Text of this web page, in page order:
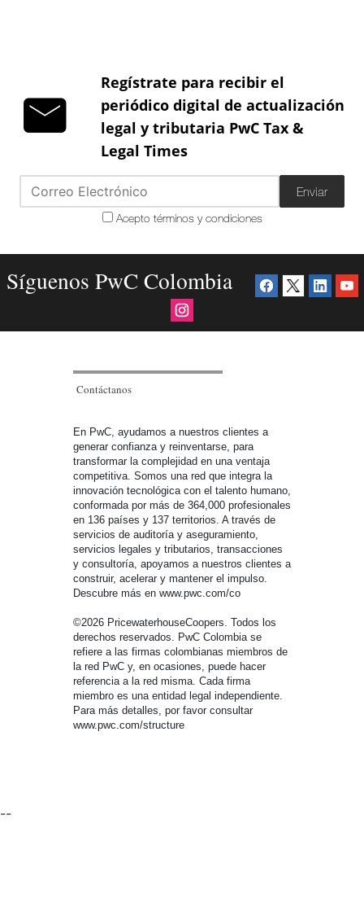
Regístrate para recibir el
periódico digital de actualización
legal y tributaria PwC Tax &
Legal Times
Enviar
Acepto términos y condiciones
Síguenos PwC Colombia
Contáctanos
En PwC, ayudamos a nuestros clientes a
generar confianza y reinventarse, para
transformar la complejidad en una ventaja
competitiva. Somos una red que integra la
innovación tecnológica con el talento humano,
conformada por más de 364,000 profesionales
en 136 países y 137 territorios. A través de
servicios de auditoría y aseguramiento,
servicios legales y tributarios, transacciones
y consultoría, apoyamos a nuestros clientes a
construir, acelerar y mantener el impulso.
Descubre más en www.pwc.com/co
©2026 PricewaterhouseCoopers. Todos los
derechos reservados. PwC Colombia se
refiere a las firmas colombianas miembros de
la red PwC y, en ocasiones, puede hacer
referencia a la red misma. Cada firma
miembro es una entidad legal independiente.
Para más detalles, por favor consultar
www.pwc.com/structure
--